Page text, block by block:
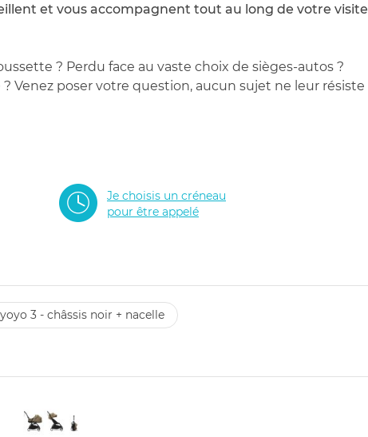
et vous accompagnent tout au long de votre visite
? Perdu face au vaste choix de sièges-autos ?
Venez poser votre question, aucun sujet ne leur résiste
Je choisis un créneau
pour être appelé
3 - châssis noir + nacelle